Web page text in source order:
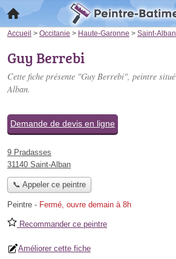
Accueil > Occitanie > Haute-Garonne > Saint-Alban
Guy Berrebi
Cette fiche présente "Guy Berrebi", peintre situé
Alban.
Demande de devis en ligne
9 Pradasses
31140 Saint-Alban
📞 Appeler ce peintre
Peintre - Fermé, ouvre demain à 8h
Recommander ce peintre
Améliorer cette fiche